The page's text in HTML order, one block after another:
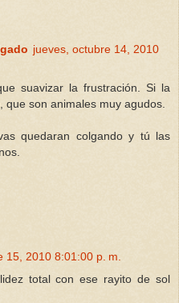
jueves, octubre 14, 2010
suavizar la frustración. Si la
que son animales muy agudos.
quedaran colgando y tú las
15, 2010 8:01:00 p. m.
total con ese rayito de sol